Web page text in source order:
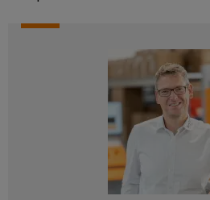
elettrici
circuito
stampato
connettori
Automazione
software
Comandi